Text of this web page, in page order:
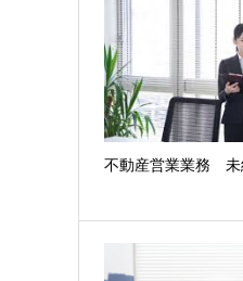
不動産営業業務 未